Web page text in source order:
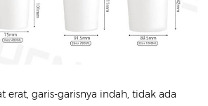
erat, garis-garisnya indah, tidak ada